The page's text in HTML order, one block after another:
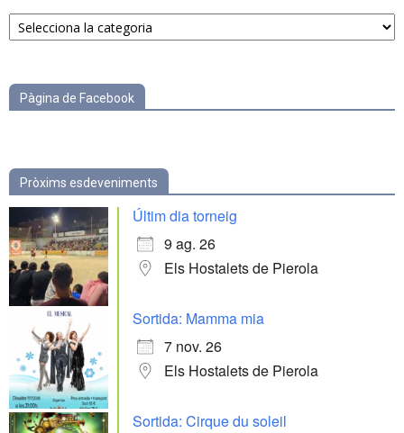
Notícies
per
Pàgina de Facebook
Pròxims esdeveniments
Últim dia torneig
9 ag. 26
Els Hostalets de Pierola
Sortida: Mamma mia
7 nov. 26
Els Hostalets de Pierola
Sortida: Cirque du soleil